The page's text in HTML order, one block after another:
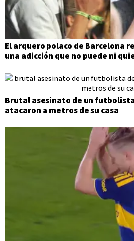
El arquero polaco de Barcelona
una adicción que no puede ni
Brutal asesinato de un
atacaron a metros de su casa